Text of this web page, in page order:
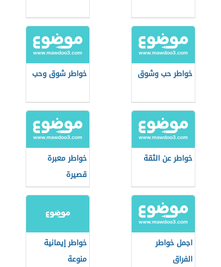
خواطر حب وشوق خواطر شوق وحب
خواطر عن الثقة
خواطر معبرة
قصيرة
اجمل خواطر
الفراق
خواطر إيمانية
منوعة